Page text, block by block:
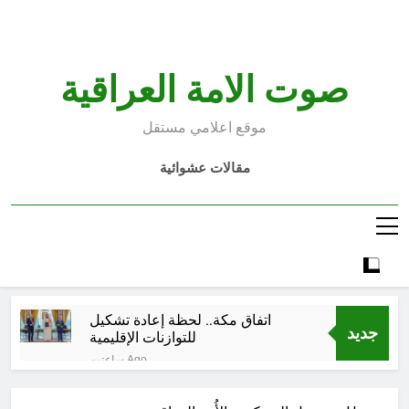
صوت الامة العراقية
موقع اعلامي مستقل
مقالات عشوائية
جديد
اتفاق مكة.. لحظة إعادة تشكيل
للتوازنات الإقليمية
ساعتين Ago
التركي الباكستاني- وفوائد انضمام